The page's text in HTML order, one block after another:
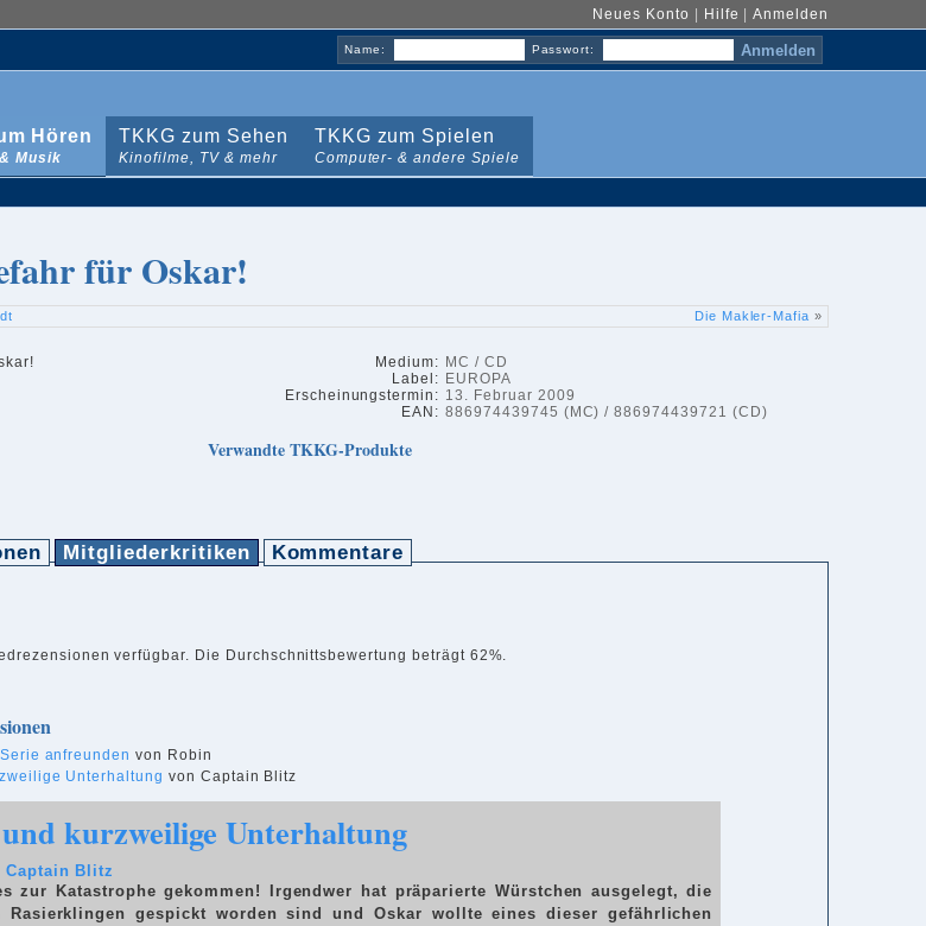
Neues Konto Hilfe |Anmelden
Name: Passwort:
Hören
Musik
TKKG zum Sehen
Kinofilme, TV & mehr
TKKG zum Spielen
Computer- & andere Spiele
für Oskar!
Die Makler-Mafia »
Medium:
Label:
Erscheinungstermin:
EAN:
MC / CD
EUROPA
13. Februar 2009
886974439745 (MC) / 886974439721 (CD)
Verwandte TKKG-Produkte
Mitgliederkritiken Kommentare
verfügbar. Die Durchschnittsbewertung beträgt 62%.
anfreunden von Robin
Unterhaltung von Captain Blitz
kurzweilige Unterhaltung
Captain Blitz
zur Katastrophe gekommen! Irgendwer hat präparierte Würstchen ausgelegt, die
Rasierklingen gespickt worden sind und Oskar wollte eines dieser gefährlichen